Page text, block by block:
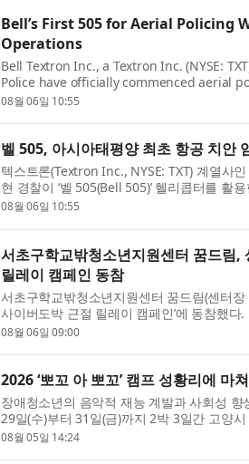
Bell’s First 505 for Aerial Policing
Operations
Bell Textron Inc., a Textron Inc. (NYSE:
Police have officially commenced aerial
marking a landmark moment for aviation
08월 06일 10:55
벨 505, 아시아태평양 최초 항공 치안
텍스트론(Textron Inc., NYSE: TXT) 계열사
현 경찰이 ‘벨 505(Bell 505)’ 헬리콥터를 활
표했다. 이는 아시아태평양 지역 항공 분야
08월 06일 10:55
서초구학교밖청소년지원센터 꿈드림,
릴레이 캠페인 동참
서초구학교밖청소년지원센터 꿈드림(센터
사이버도박 근절 릴레이 캠페인’에 동참했
다음 주자로 지목받아 릴레이에 참여하게 됐
08월 06일 09:00
2026 ‘뽀꼬 아 뽀꼬’ 캠프 성황리에 마쳐
장애청소년의 음악적 재능 계발과 사회성 향
29일(수)부터 31일(금)까지 2박 3일간 고양
비롯해 멘토, 음악 지도교수 등 총 192명이
08월 05일 14:24